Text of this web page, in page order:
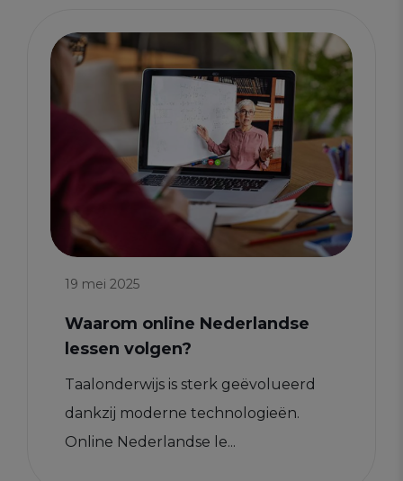
19 mei 2025
Waarom online Nederlandse
lessen volgen?
Taalonderwijs is sterk geëvolueerd
dankzij moderne technologieën.
Online Nederlandse le...